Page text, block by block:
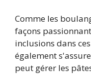
Comme les
façons
inclusions dans
également
peut gérer les